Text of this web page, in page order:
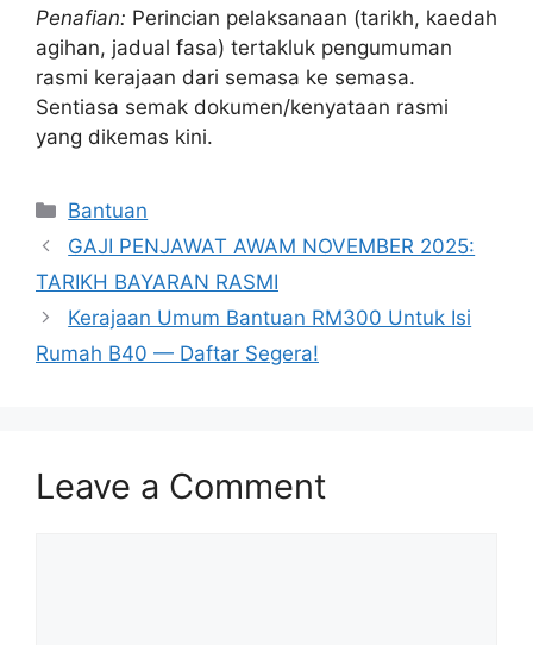
Penafian: Perincian pelaksanaan (tarikh, kaedah
agihan, jadual fasa) tertakluk pengumuman
rasmi kerajaan dari semasa ke semasa.
Sentiasa semak dokumen/kenyataan rasmi
yang dikemas kini.
Categories
Bantuan
GAJI PENJAWAT AWAM NOVEMBER 2025:
TARIKH BAYARAN RASMI
Kerajaan Umum Bantuan RM300 Untuk Isi
Rumah B40 — Daftar Segera!
Leave a Comment